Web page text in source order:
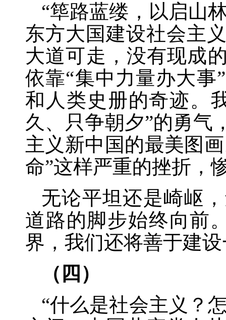
“筚路蓝缕，以启山
东方大国建设社会主
大道可走，没有现成
依靠“集中力量办大事
和人类史册的奇迹。
久、只争朝夕”的勇气
主义新中国的最美图
命”这样严重的挫折，
无论平坦还是崎岖
道路的脚步始终向前
界，我们还将善于建
（四）
“什么是社会主义？